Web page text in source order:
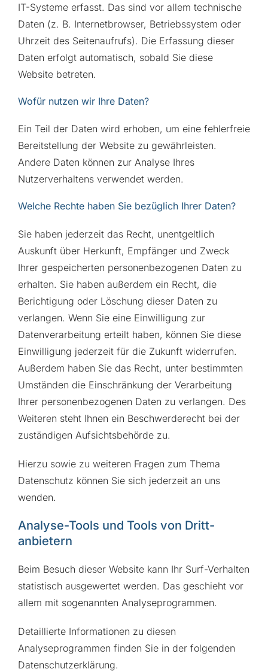
IT-Systeme erfasst. Das sind vor allem technische
Daten (z. B. Internetbrowser, Betriebssystem oder
Uhrzeit des Seitenaufrufs). Die Erfassung dieser
Daten erfolgt automatisch, sobald Sie diese
Website betreten.
Wofür nutzen wir Ihre Daten?
Ein Teil der Daten wird erhoben, um eine fehlerfreie
Bereitstellung der Website zu gewährleisten.
Andere Daten können zur Analyse Ihres
Nutzerverhaltens verwendet werden.
Welche Rechte haben Sie bezüglich Ihrer Daten?
Sie haben jederzeit das Recht, unentgeltlich
Auskunft über Herkunft, Empfänger und Zweck
Ihrer gespeicherten personenbezogenen Daten zu
erhalten. Sie haben außerdem ein Recht, die
Berichtigung oder Löschung dieser Daten zu
verlangen. Wenn Sie eine Einwilligung zur
Datenverarbeitung erteilt haben, können Sie diese
Einwilligung jederzeit für die Zukunft widerrufen.
Außerdem haben Sie das Recht, unter bestimmten
Umständen die Einschränkung der Verarbeitung
Ihrer personenbezogenen Daten zu verlangen. Des
Weiteren steht Ihnen ein Beschwerderecht bei der
zuständigen Aufsichtsbehörde zu.
Hierzu sowie zu weiteren Fragen zum Thema
Datenschutz können Sie sich jederzeit an uns
wenden.
Analyse-Tools und Tools von Dritt­
anbietern
Beim Besuch dieser Website kann Ihr Surf-Verhalten
statistisch ausgewertet werden. Das geschieht vor
allem mit sogenannten Analyseprogrammen.
Detaillierte Informationen zu diesen
Analyseprogrammen finden Sie in der folgenden
Datenschutzerklärung.